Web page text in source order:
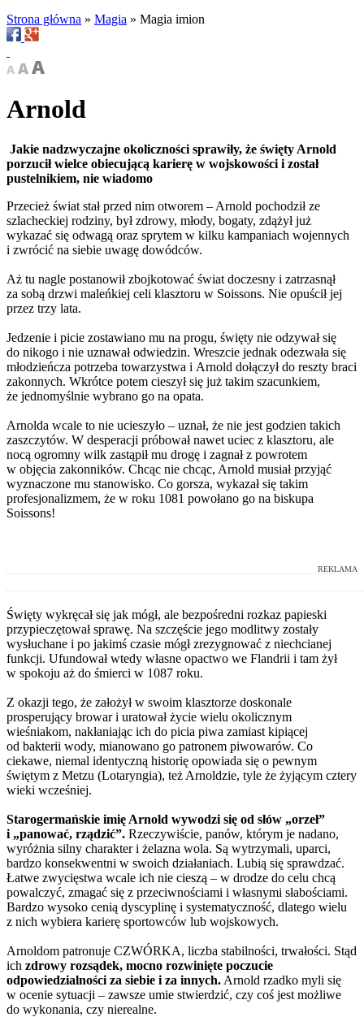
Strona główna » Magia » Magia imion
Arnold
Jakie nadzwyczajne okoliczności sprawiły, że święty Arnold
porzucił wielce obiecującą karierę w wojskowości i został
pustelnikiem, nie wiadomo
Przecież świat stał przed nim otworem – Arnold pochodził ze
szlacheckiej rodziny, był zdrowy, młody, bogaty, zdążył już
wykazać się odwagą oraz sprytem w kilku kampaniach wojennych
i zwrócić na siebie uwagę dowódców.
Aż tu nagle postanowił zbojkotować świat doczesny i zatrzasnął
za sobą drzwi maleńkiej celi klasztoru w Soissons. Nie opuścił jej
przez trzy lata.
Jedzenie i picie zostawiano mu na progu, święty nie odzywał się
do nikogo i nie uznawał odwiedzin. Wreszcie jednak odezwała się
młodzieńcza potrzeba towarzystwa i Arnold dołączył do reszty braci
zakonnych. Wkrótce potem cieszył się już takim szacunkiem,
że jednomyślnie wybrano go na opata.
Arnolda wcale to nie ucieszyło – uznał, że nie jest godzien takich
zaszczytów. W desperacji próbował nawet uciec z klasztoru, ale
nocą ogromny wilk zastąpił mu drogę i zagnał z powrotem
w objęcia zakonników. Chcąc nie chcąc, Arnold musiał przyjąć
wyznaczone mu stanowisko. Co gorsza, wykazał się takim
profesjonalizmem, że w roku 1081 powołano go na biskupa
Soissons!
REKLAMA
Święty wykręcał się jak mógł, ale bezpośredni rozkaz papieski
przypieczętował sprawę. Na szczęście jego modlitwy zostały
wysłuchane i po jakimś czasie mógł zrezygnować z niechcianej
funkcji. Ufundował wtedy własne opactwo we Flandrii i tam żył
w spokoju aż do śmierci w 1087 roku.
Z okazji tego, że założył w swoim klasztorze doskonale
prosperujący browar i uratował życie wielu okolicznym
wieśniakom, nakłaniając ich do picia piwa zamiast kipiącej
od bakterii wody, mianowano go patronem piwowarów. Co
ciekawe, niemal identyczną historię opowiada się o pewnym
świętym z Metzu (Lotaryngia), też Arnoldzie, tyle że żyjącym cztery
wieki wcześniej.
Starogermańskie imię Arnold wywodzi się od słów „orzeł”
i „panować, rządzić”. Rzeczywiście, panów, którym je nadano,
wyróżnia silny charakter i żelazna wola. Są wytrzymali, uparci,
bardzo konsekwentni w swoich działaniach. Lubią się sprawdzać.
Łatwe zwycięstwa wcale ich nie cieszą – w drodze do celu chcą
powalczyć, zmagać się z przeciwnościami i własnymi słabościami.
Bardzo wysoko cenią dyscyplinę i systematyczność, dlatego wielu
z nich wybiera karierę sportowców lub wojskowych.
Arnoldom patronuje CZWÓRKA, liczba stabilności, trwałości. Stąd
ich zdrowy rozsądek, mocno rozwinięte poczucie
odpowiedzialności za siebie i za innych. Arnold rzadko myli się
w ocenie sytuacji – zawsze umie stwierdzić, czy coś jest możliwe
do wykonania, czy nierealne.